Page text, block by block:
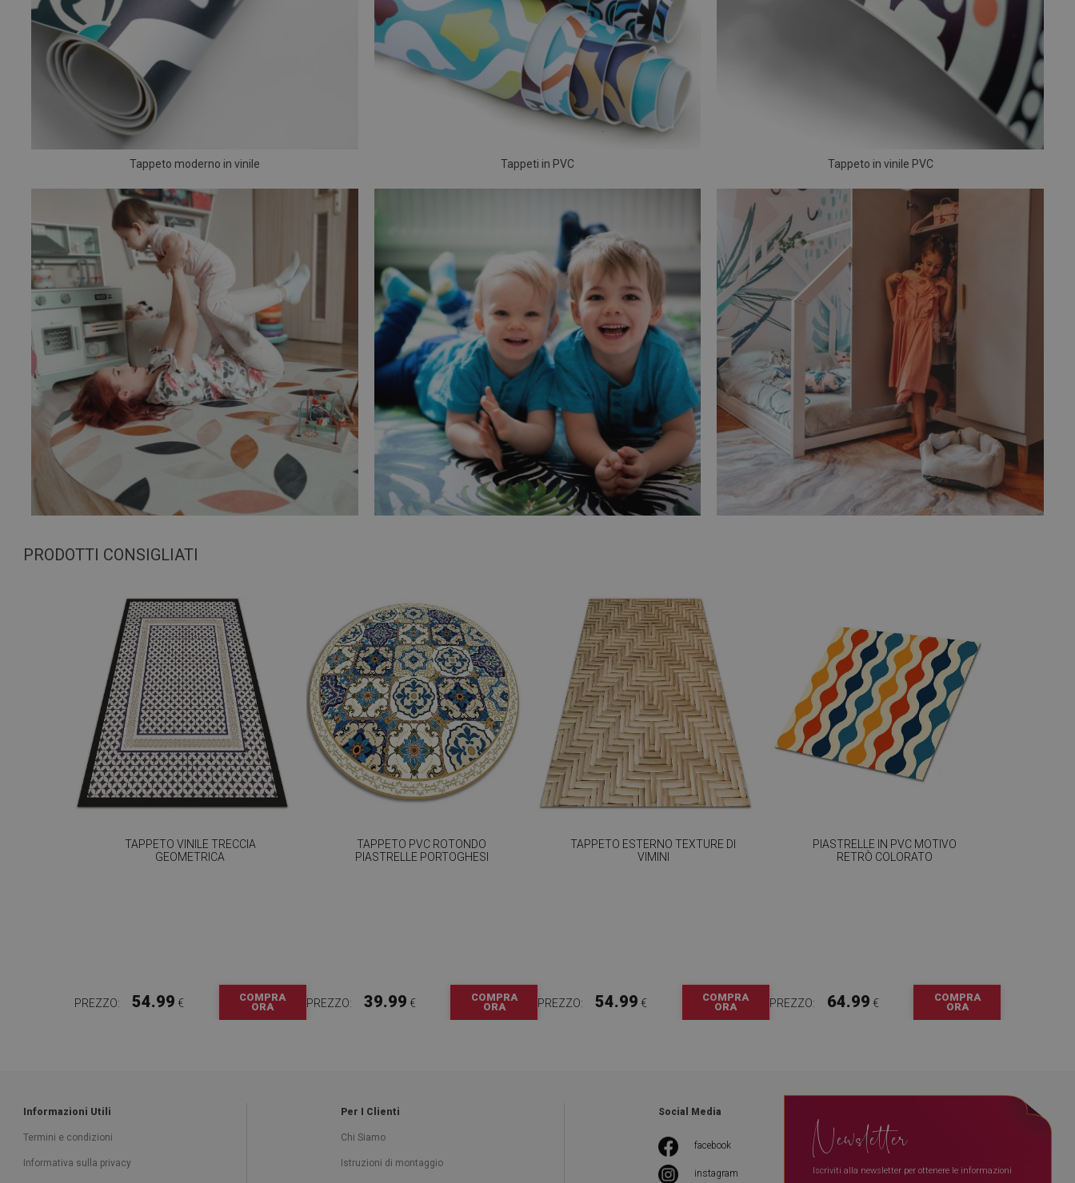
Tappeto moderno in vinile Tappeti in PVC Tappeto in vinile PVC
PRODOTTI CONSIGLIATI
TAPPETO VINILE TRECCIA
GEOMETRICA
PREZZO: 54.99 €
COMPRA
ORA
TAPPETO PVC ROTONDO
PIASTRELLE PORTOGHESI
PREZZO: 39.99 €
COMPRA
ORA
TAPPETO ESTERNO TEXTURE DI
VIMINI
PREZZO: 54.99 €
COMPRA
ORA
PIASTRELLE IN PVC MOTIVO
RETRÒ COLORATO
PREZZO: 64.99 €
COMPRA
ORA
Informazioni Utili
Termini e condizioni
Informativa sulla privacy
Per I Clienti
Chi Siamo
Istruzioni di montaggio
Social Media
facebook
instagram
Newsletter
Iscriviti alla newsletter per ottenere le informazioni